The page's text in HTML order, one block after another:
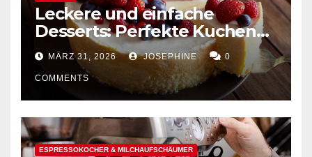
Leckere und einfache
Desserts: Perfekte Kuchen
mühelos backen
MÄRZ 31, 2026 JOSEPHINE 0
COMMENTS
ESPRESSOKOCHER & MILCHAUFSCHÄUMER